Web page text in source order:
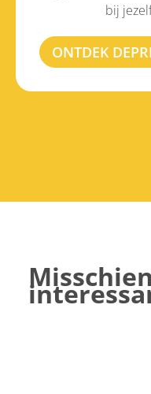
bij
ONTDEK